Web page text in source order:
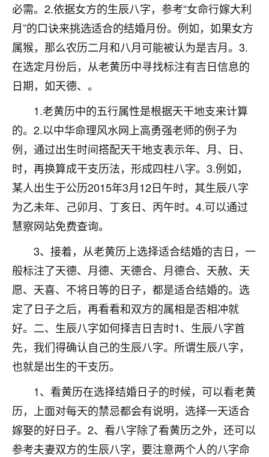
必需。2.依据女方的生辰八字，参考“女命行嫁大利
月”的口诀来挑选适合的结婚月份。例如，如果女方
属猴，那么农历二月和八月可能被认为是吉月。3.
在选定月份后，从老黄历中寻找标注有吉日信息的
日期，如天德、。
1.老黄历中的五行属性是根据天干地支来计算
的。2.以中华命理风水网上高勇强老师的例子为
例，通过出生时间搭配天干地支表示年、月、日、
时，再换算成干支历法，形成四柱八字。3.例如，
某人出生于公历2015年3月12日午时，其生辰八字
为乙未年、己卯月、丁亥日、丙午时。4.可以通过
慧察网站免费查询。
3、接着，从老黄历上选择适合结婚的吉日，一
般标注了天德、月德、天德合、月德合、天赦、天
愿、天喜、不将日等的日子，都是适合结婚的。选
定了日子之后，再看看和双方的属相是否相冲就
好。二、生辰八字如何择吉日吉时1、生辰八字首
先，我们得确认自己的生辰八字。所谓生辰八字，
也就是出生的干支历。
1、看黄历在选择结婚日子的时候，可以看老黄
历，上面对每天的禁忌都会有说明，选择一天适合
嫁娶的好日子。2、看八字除了看黄历之外，还可以
参考夫妻双方的生辰八字，要注意两个人的八字命
付深
我是公司人事调整，有升迁机会，但同时竞争的我们
三个，找老师的时候是抱着侥幸心理，没想到老师看
着我晋升有望，我半信半疑的按照老师建议，做了化
太岁还有一个发钱粮，本来年前的人事调整，拖到年
后，我以为都没戏了，结果开年一上班，开会提拔升
职第一个就是我，职务无所谓，主要是底薪加了
3000，非常开心，无论如何，感恩感谢！🙏🏻
鹿森：恭喜升职加薪！！，请客吗？�
12小时前 来自北京 32
心心相印
我身体不太好，总是病病殃殃的，去检查又没什么大
问题，反正就是不舒服。中医西医看遍了，找不到问
题，后来无意中看到有人推荐慧来老师，跟老师聊过
之后，心情豁然开朗，也听老师建议，处理了一些因
果问题。今年以来，身体比以前好多，主要是心情好
了，老师说境随心转，现在深有体会了。
鹿森：是的，其实跟老师聊过之后，最大的感
触，首先就是心态会变好，万般皆是命，半点
不由人！
1天前 来自四川
金白水清
我也想找老师看看，有没有人给个联系方式的啊？
鹿森：慧来老师微信：gjsy0624